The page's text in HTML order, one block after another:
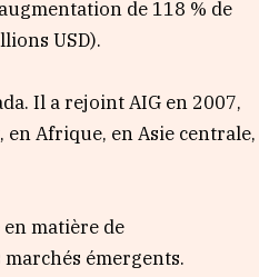
de 118 % de
USD).
Il a rejoint AIG en 2007,
Afrique, en Asie centrale,
matière de
émergents.